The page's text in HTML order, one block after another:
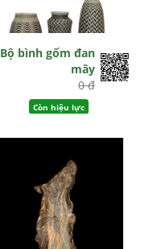
Bộ bình gốm đan
mây
0 đ
Còn hiệu lực